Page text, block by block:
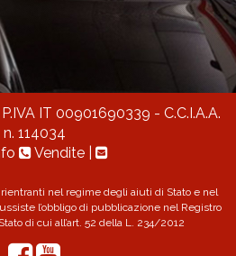
| P.IVA IT 00901690339 - C.C.I.A.A.
n. 114034
Vendite
nel regime degli aiuti di Stato e nel
l’obbligo di pubblicazione nel Registro
di cui all’art. 52 della L. 234/2012